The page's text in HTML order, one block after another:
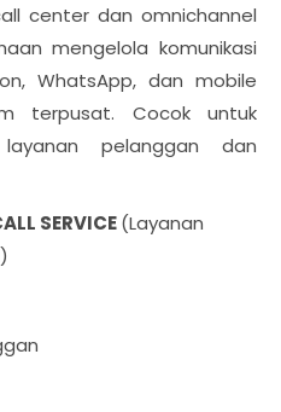
center dan omnichannel
mengelola komunikasi
WhatsApp, dan mobile
terpusat. Cocok untuk
pelanggan dan
SERVICE(Layanan